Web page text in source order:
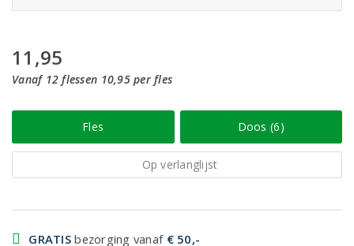
11,95
Vanaf 12 flessen 10,95 per fles
Fles Doos (6)
Op verlanglijst
GRATIS bezorging vanaf € 50,-